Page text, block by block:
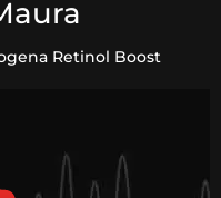
Retinol Boost